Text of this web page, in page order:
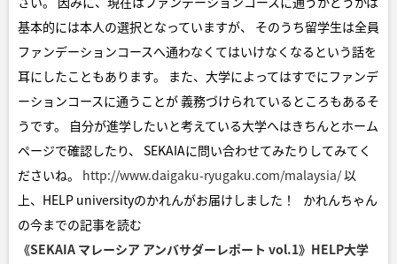
基本的には本人の選択となっていますが、 そのうち留学生は全員
ファンデーションコースへ通わなくてはいけなくなるという話を
耳にしたこともあります。 また、大学によってはすでにファンデ
ーションコースに通うことが 義務づけられているところもあるそ
うです。 自分が進学したいと考えている大学へはきちんとホーム
ページで確認したり、 SEKAIAに問い合わせてみたりしてみてく
ださいね。 http://www.daigaku-ryugaku.com/malaysia/以
上、HELP universityのかれんがお届けしました！ かれんちゃん
の今までの記事を読む
《SEKAIA マレーシア アンバサダーレポート vol.1》HELP大学